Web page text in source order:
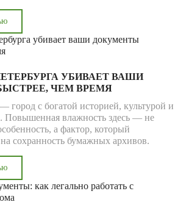
УБИВАЕТ ВАШИ
ЧЕМ ВРЕМЯ
город с богатой историей, культурой и
Повышенная влажность здесь — не
а фактор, который
сохранность бумажных архивов.